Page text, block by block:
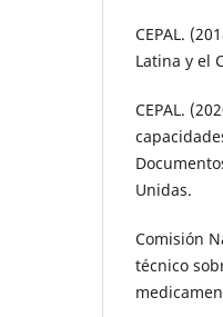
CEPAL.
Latina y el
CEPAL.
Unidas.
Comisión
técnico